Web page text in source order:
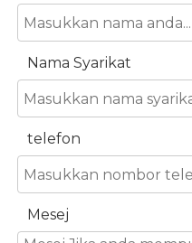
Nama Syarikat
telefon
Mesej